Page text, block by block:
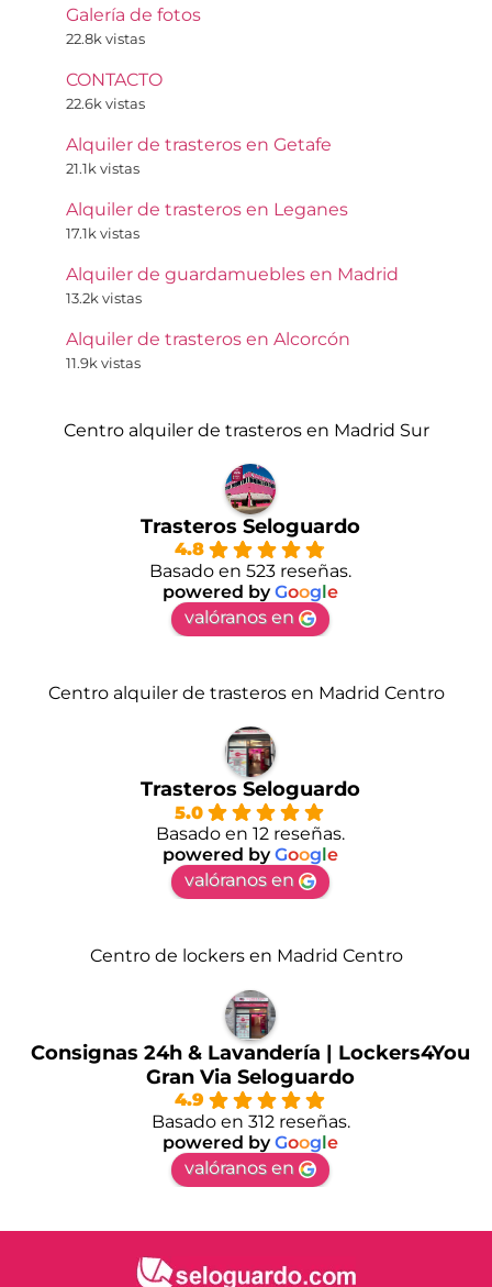
Galería de fotos
22.8k vistas
CONTACTO
22.6k vistas
Alquiler de trasteros en Getafe
21.1k vistas
Alquiler de trasteros en Leganes
17.1k vistas
Alquiler de guardamuebles en Madrid
13.2k vistas
Alquiler de trasteros en Alcorcón
11.9k vistas
Centro alquiler de trasteros en Madrid Sur
Trasteros Seloguardo
4.8
Basado en 523 reseñas.
powered byGoogle
valóranos en
Centro alquiler de trasteros en Madrid Centro
Trasteros Seloguardo
5.0
Basado en 12 reseñas.
powered byGoogle
valóranos en
Centro de lockers en Madrid Centro
Consignas 24h & Lavandería | Lockers4You
Gran Via Seloguardo
4.9
Basado en 312 reseñas.
powered byGoogle
valóranos en